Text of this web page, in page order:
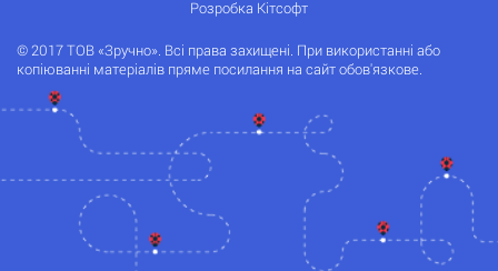
Розробка Кітсофт
© 2017 ТОВ «Зручно». Всі права захищені. При використанні або
копіюванні матеріалів пряме посилання на сайт обов'язкове.